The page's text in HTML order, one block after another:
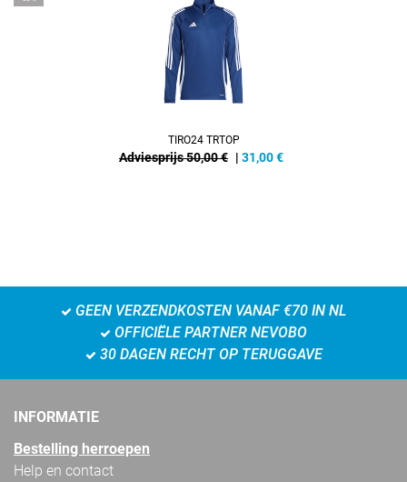
TIRO24 TRTOP
Adviesprijs 50,00 € | 31,00€
GEEN VERZENDKOSTEN VANAF €70 IN NL
OFFICIËLE PARTNER NEVOBO
30 DAGEN RECHT OP TERUGGAVE
INFORMATIE
Bestelling herroepen
Help en contact